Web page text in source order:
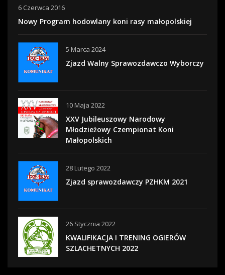
6 Czerwca 2016
Nowy Program hodowlany koni rasy małopolskiej
5 Marca 2024
Zjazd Walny Sprawozdawczo Wyborczy
10 Maja 2022
XXV Jubileuszowy Narodowy
Młodzieżowy Czempionat Koni
Małopolskich
28 Lutego 2022
Zjazd sprawozdawczy PZHKM 2021
26 Stycznia 2022
KWALIFIKACJA I TRENING OGIERÓW
SZLACHETNYCH 2022